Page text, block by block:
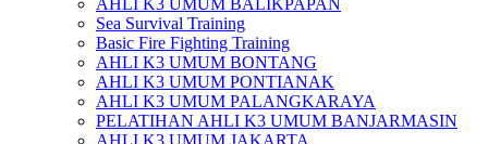
AHLI K3 UMUM BALIKPAPAN
Sea Survival Training
Basic Fire Fighting Training
AHLI K3 UMUM BONTANG
AHLI K3 UMUM PONTIANAK
AHLI K3 UMUM PALANGKARAYA
PELATIHAN AHLI K3 UMUM BANJARMASIN
AHLI K3 UMUM JAKARTA